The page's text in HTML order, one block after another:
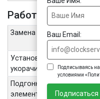
Ваш Email:
Подписываясь
условиями
Подписаться
Работа с
Замена шпильки или
Установка или замена
укорачивание браслета,
Подгонка/укорачивание
элементами, замена